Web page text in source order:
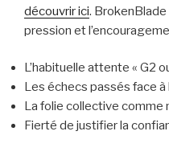
découvrir ici.
pression et
L’habituelle attente « G2
Les échecs passés face à
La folie collective comme
Fierté de justifier la